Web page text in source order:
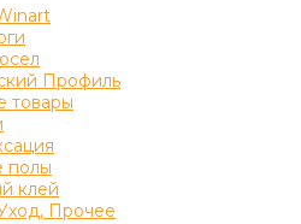
Профиль
товары
полы
клей
Прочее